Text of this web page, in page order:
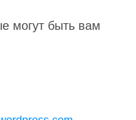
могут быть вам